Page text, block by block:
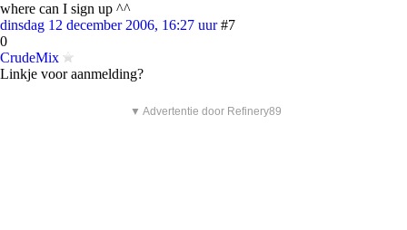
where can I sign up ^^
dinsdag 12 december 2006, 16:27 uur #7
0
CrudeMix
Linkje voor aanmelding?
▼ Advertentie door Refinery89